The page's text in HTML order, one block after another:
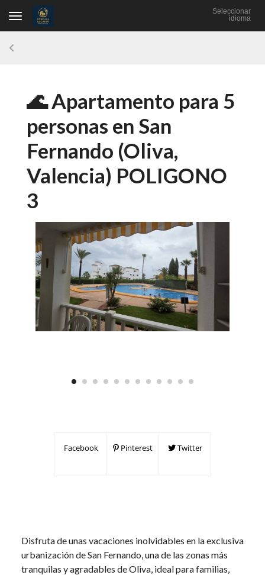
Seleccionar
idioma
Toggle navigation
🌊 Apartamento para 5
personas en San
Fernando (Oliva,
Valencia) POLIGONO
3
Facebook Pinterest Twitter
Disfruta de unas vacaciones inolvidables en la exclusiva
urbanización de San Fernando, una de las zonas más
tranquilas y agradables de Oliva, ideal para familias,